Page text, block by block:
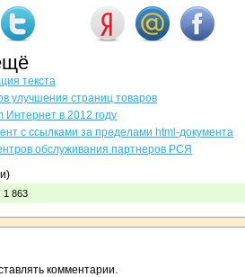
текста
улучшения страниц товаров
Интернет в 2012 году
с ссылками за пределами html-документа
обслуживания партнеров РСЯ
1 863
комментарии.